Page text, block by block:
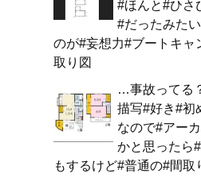
#ほんと#ひさ
#だったみた
のが#妄想力#ブートキャ
取り図
…事故ってる
描写#好き#初
なので#アー
かと思ったら
もするけど#普通の#間取